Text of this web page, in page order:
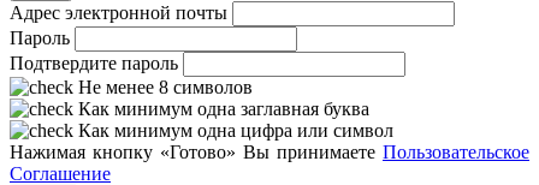
Адрес электронной почты
Пароль
Подтвердите пароль
Не менее 8 символов
Как минимум одна заглавная буква
Как минимум одна цифра или символ
Нажимая кнопку «Готово» Вы принимаете Пользовательское
Соглашение